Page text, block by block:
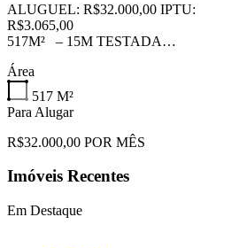
ALUGUEL: R$32.000,00 IPTU:
R$3.065,00
517M² – 15M TESTADA…
Área
517 M²
Para Alugar
R$32.000,00 POR MÊS
Imóveis Recentes
Em Destaque